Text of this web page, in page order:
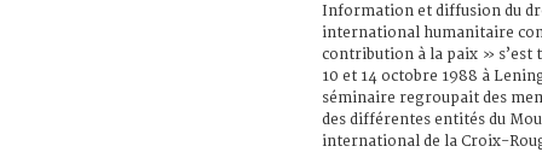
Information et diffusion du
international humanitaire
contribution à la paix » s’est
10 et 14 octobre 1988 à
séminaire regroupait des
des différentes entités du
international de la Croix-